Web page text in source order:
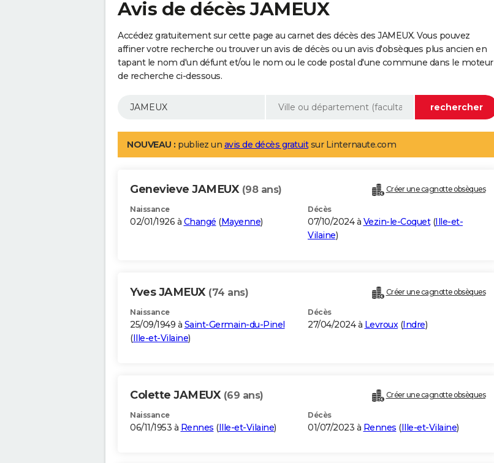
Avis de décès JAMEUX
Accédez gratuitement sur cette page au carnet des décès des JAMEUX. Vous pouvez
affiner votre recherche ou trouver un avis de décès ou un avis d'obsèques plus ancien en
tapant le nom d'un défunt et/ou le nom ou le code postal d'une commune dans le moteur
de recherche ci-dessous.
NOUVEAU : publiez un avis de décès gratuitsur Linternaute.com
Genevieve JAMEUX (98 ans) Créer une cagnotte obsèques
Naissance
02/01/1926 à Changé (Mayenne)
Décès
07/10/2024 à Vezin-le-Coquet(Ille-et-
Vilaine)
Yves JAMEUX (74 ans) Créer une cagnotte obsèques
Naissance
25/09/1949 à Saint-Germain-du-Pinel
(Ille-et-Vilaine)
Décès
27/04/2024 à Levroux(Indre)
Colette JAMEUX (69 ans) Créer une cagnotte obsèques
Naissance
06/11/1953 à Rennes (Ille-et-Vilaine)
Décès
01/07/2023 à Rennes (Ille-et-Vilaine)